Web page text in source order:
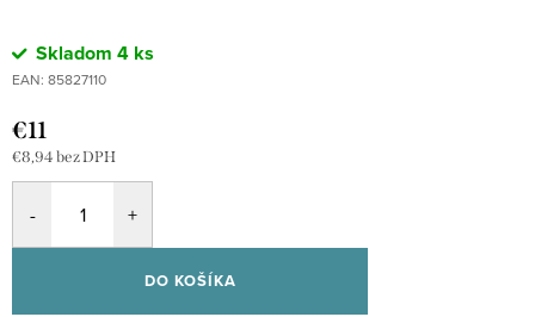
Skladom 4 ks
EAN: 85827110
€11
€8,94 bez DPH
DO KOŠÍKA